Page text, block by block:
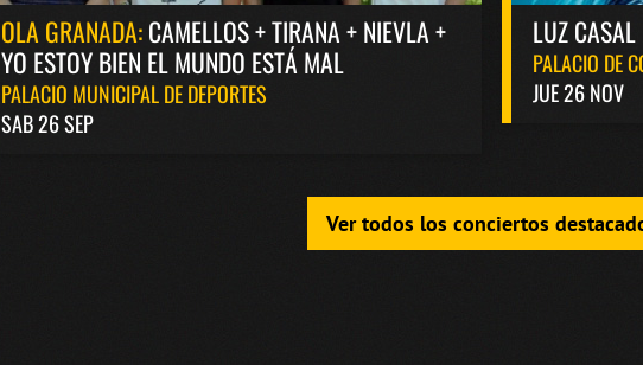
OLA GRANADA:CAMELLOS + TIRANA + NIEVLA +
YO ESTOY BIEN EL MUNDO ESTÁ MAL
PALACIO MUNICIPAL DE DEPORTES
SAB 26 SEP
LUZ CASAL
PALACIO DE
JUE 26 NOV
Ver todos los conciertos